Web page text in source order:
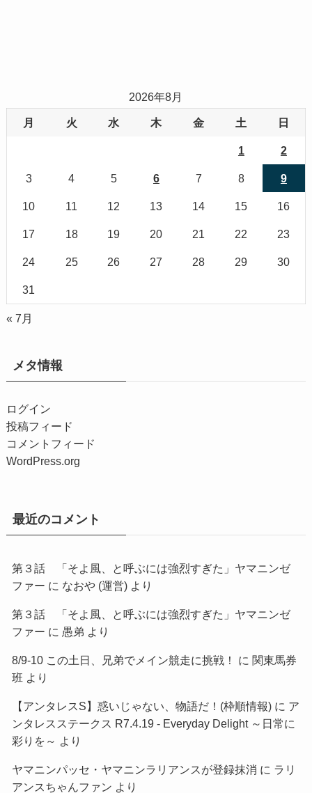
2026年8月
月 火 水 木 金 土 日
1 2
3 4 5 6 7 8 9
10 11 12 13 14 15 16
17 18 19 20 21 22 23
24 25 26 27 28 29 30
31
« 7月
メタ情報
ログイン
投稿フィード
コメントフィード
WordPress.org
最近のコメント
第３話 「そよ風、と呼ぶには強烈すぎた」ヤマニンゼ
ファー に なおや (運営)より
第３話 「そよ風、と呼ぶには強烈すぎた」ヤマニンゼ
ファー に 愚弟 より
8/9-10 この土日、兄弟でメイン競走に挑戦！ に 関東馬券
班 より
【アンタレスS】惑いじゃない、物語だ！(枠順情報)に ア
ンタレスステークス R7.4.19 - Everyday Delight ～日常に
彩りを～ より
ヤマニンパッセ・ヤマニンラリアンスが登録抹消 に ラリ
アンスちゃんファン より